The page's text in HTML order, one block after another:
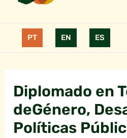
PT EN ES
Diplomado en
deGénero,
Políticas